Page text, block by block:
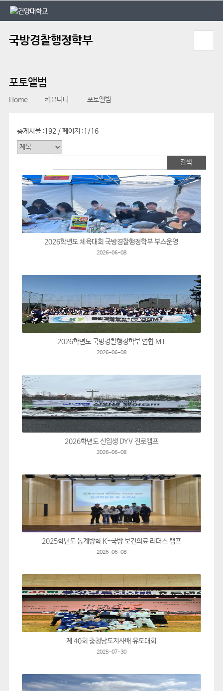
본문 바로가기
대메뉴 바로가기
국방경찰행정학부
포토앨범
Home 커뮤니티 포토앨범
총게시물 :192 /페이지 :1/16
2026학년도 체육대회 국방경찰행정학부 부스운영
2026-06-08
2026학년도 국방경찰행정학부 연합 MT
2026-06-08
2026학년도 신입생 DYV 진로캠프
2026-06-08
2025학년도 동계방학 K-국방 보건의료 리더스 캠프
2026-06-08
제 40회 충청남도지사배 유도대회
2025-07-30